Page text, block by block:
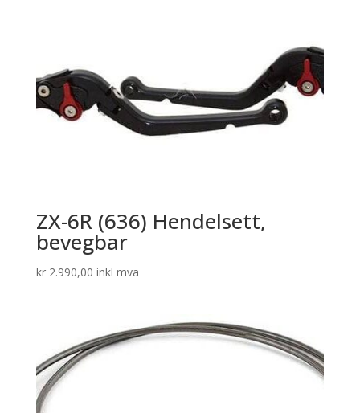
ZX-6R (636) Hendelsett,
bevegbar
kr2.990,00 inkl mva